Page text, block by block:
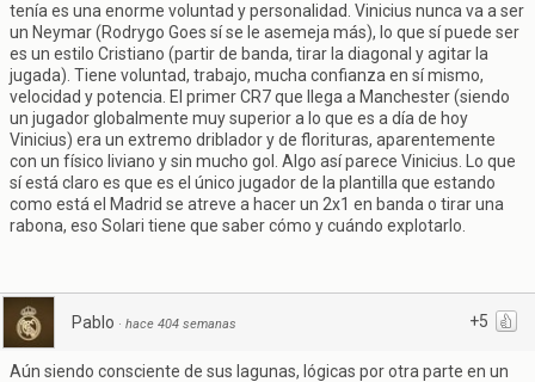
tenía es una enorme voluntad y personalidad. Vinicius nunca va a ser
un Neymar (Rodrygo Goes sí se le asemeja más), lo que sí puede ser
es un estilo Cristiano (partir de banda, tirar la diagonal y agitar la
jugada). Tiene voluntad, trabajo, mucha confianza en sí mismo,
velocidad y potencia. El primer CR7 que llega a Manchester (siendo
un jugador globalmente muy superior a lo que es a día de hoy
Vinicius) era un extremo driblador y de florituras, aparentemente
con un físico liviano y sin mucho gol. Algo así parece Vinicius. Lo que
sí está claro es que es el único jugador de la plantilla que estando
como está el Madrid se atreve a hacer un 2x1 en banda o tirar una
rabona, eso Solari tiene que saber cómo y cuándo explotarlo.
+5
Pablo · hace 404 semanas
Aún siendo consciente de sus lagunas, lógicas por otra parte en un